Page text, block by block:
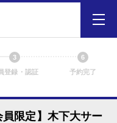
3
登録・認証
6
予約完了
限定】木下大サー